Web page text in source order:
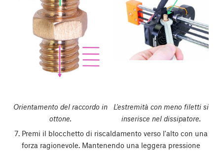
Orientamento del raccordo in
ottone.
L'estremità con meno filetti si
inserisce nel dissipatore.
Premi il blocchetto di riscaldamento verso l'alto con una
forza ragionevole. Mantenendo una leggera pressione